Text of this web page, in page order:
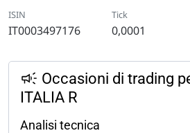
ISIN
IT0003497176
Tick
0,0001
Occasioni di trading
ITALIA R
Analisi tecnica